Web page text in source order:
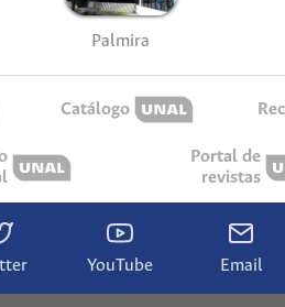
Palmira
Catálogo
Portal de
revistas
YouTube Email